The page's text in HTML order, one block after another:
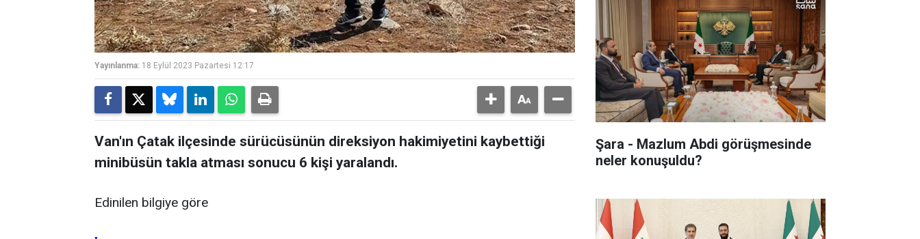
Yayınlanma: 18 Eylül 2023 Pazartesi 12:17
Van'ın Çatak ilçesinde sürücüsünün direksiyon hakimiyetini kaybettiği
minibüsün takla atması sonucu 6 kişi yaralandı.
Edinilen bilgiye göre
Şara - Mazlum Abdi görüşmesinde
neler konuşuldu?